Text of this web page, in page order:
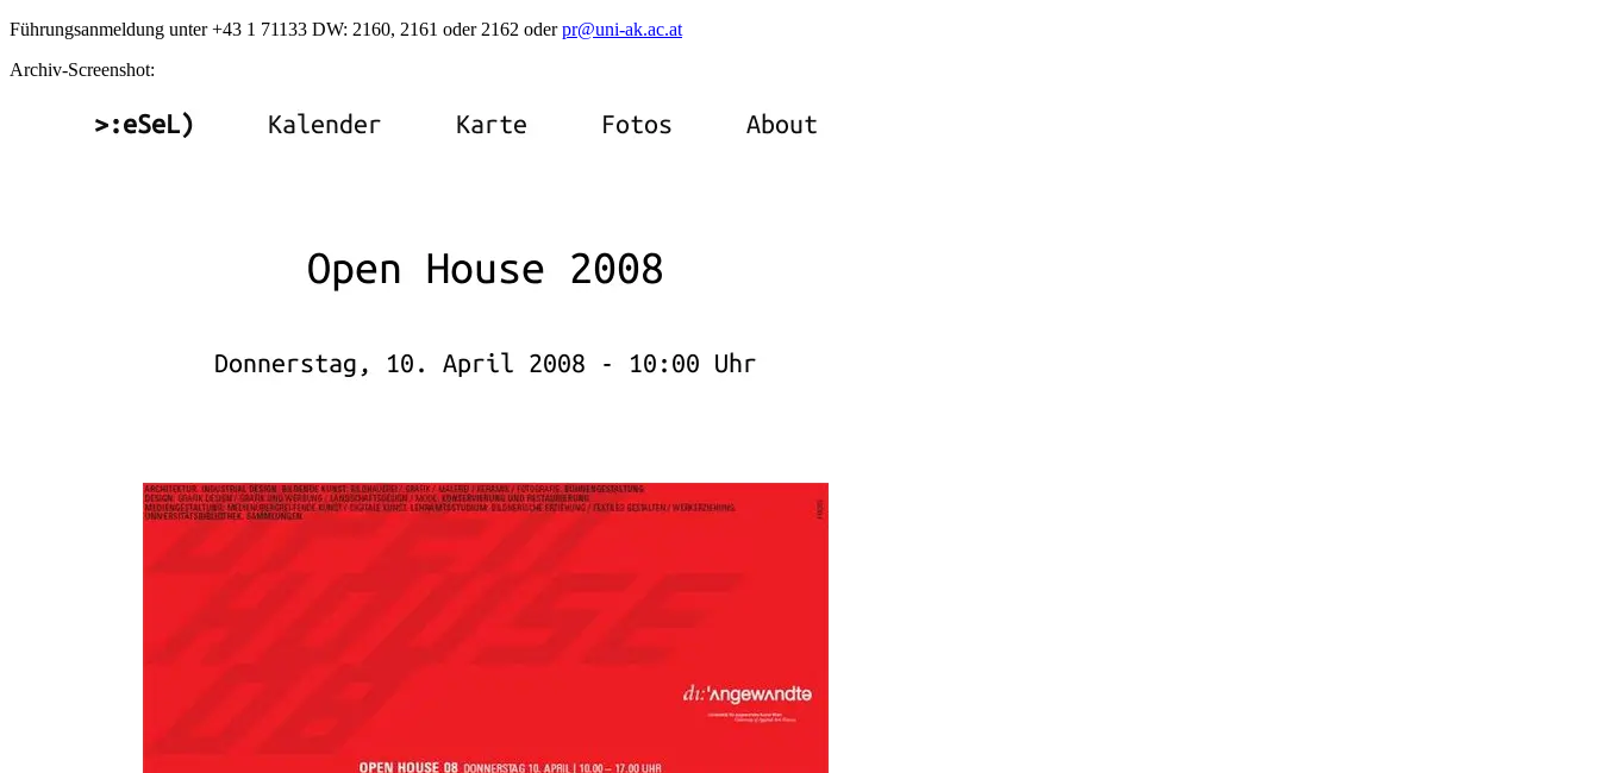
Führungsanmeldung unter +43 1 71133 DW: 2160, 2161 oder 2162 oderpr@uni-ak.ac.at
Archiv-Screenshot: